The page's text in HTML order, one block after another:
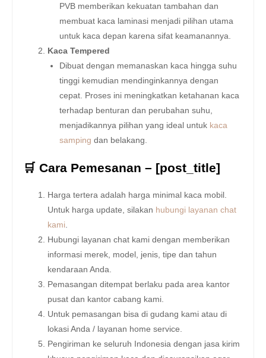
PVB memberikan kekuatan tambahan dan
membuat kaca laminasi menjadi pilihan utama
untuk kaca depan karena sifat keamanannya.
Kaca Tempered
Dibuat dengan memanaskan kaca hingga suhu
tinggi kemudian mendinginkannya dengan
cepat. Proses ini meningkatkan ketahanan kaca
terhadap benturan dan perubahan suhu,
menjadikannya pilihan yang ideal untuk kaca
samping dan belakang.
🛒 Cara Pemesanan – [post_title]
Harga tertera adalah harga minimal kaca mobil.
Untuk harga update, silakan hubungi layanan chat
kami
Hubungi layanan chat kami dengan memberikan
informasi merek, model, jenis, tipe dan tahun
kendaraan Anda.
Pemasangan ditempat berlaku pada area kantor
pusat dan kantor cabang kami.
Untuk pemasangan bisa di gudang kami atau di
lokasi Anda / layanan home service.
Pengiriman ke seluruh Indonesia dengan jasa kirim